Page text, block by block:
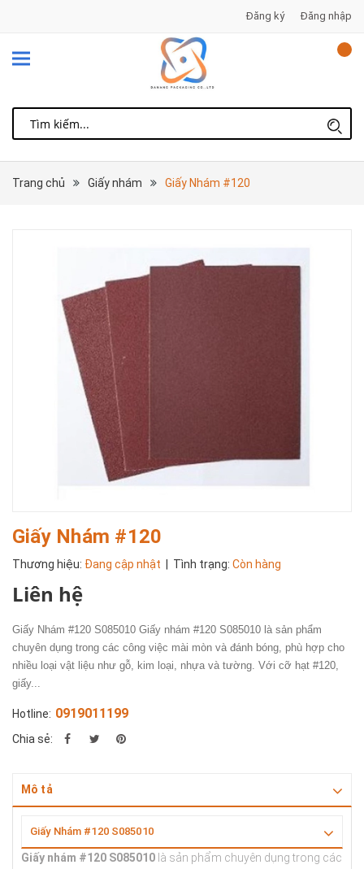
Đăng ký Đăng nhập
Trang chủ Giấy nhám Giấy Nhám #120
Giấy Nhám #120
Thương hiệu: Đang cập nhật | Tình trạng: Còn hàng
Liên hệ
Giấy Nhám #120 S085010 Giấy nhám #120 S085010 là sản phẩm
chuyên dụng trong các công việc mài mòn và đánh bóng, phù hợp cho
nhiều loại vật liệu như gỗ, kim loại, nhựa và tường. Với cỡ hạt #120,
giấy...
Hotline: 0919011199
Chia sẻ:
Mô tả
Giấy Nhám #120 S085010
Giấy nhám #120 S085010 là sản phẩm chuyên dụng trong các